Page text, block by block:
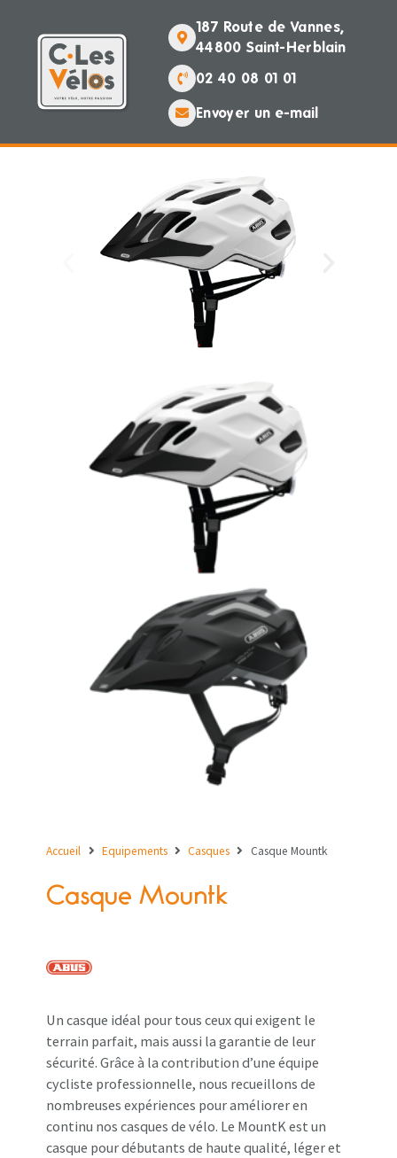
187 Route de Vannes,
44800 Saint-Herblain
02 40 08 01 01
Envoyer un e-mail
Accueil Equipements Casques Casque Mountk
Casque Mountk
Un casque idéal pour tous ceux qui exigent le
terrain parfait, mais aussi la garantie de leur
sécurité. Grâce à la contribution d’une équipe
cycliste professionnelle, nous recueillons de
nombreuses expériences pour améliorer en
continu nos casques de vélo. Le MountK est un
casque pour débutants de haute qualité, léger et